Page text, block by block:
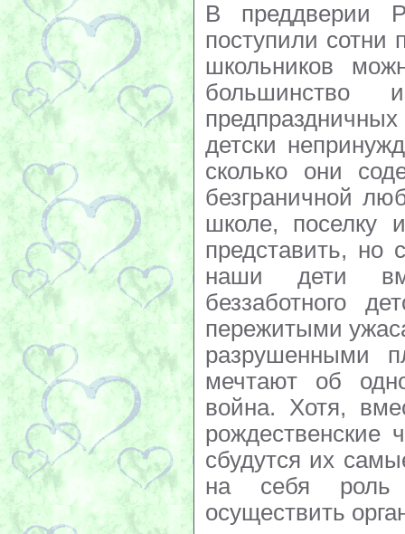
В преддверии
поступили сотни
школьников
детски
сколько они
безграничной
школе, поселку
представить, но
наши дети
беззаботного
пережитыми
разрушенными
мечтают об
война. Хотя,
рождественские
сбудутся их
на себя роль
осуществить